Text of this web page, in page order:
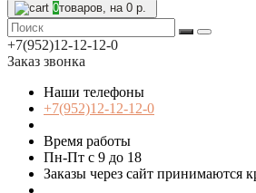
0товаров, на 0 р.
+7(952)12-12-12-0
Заказ звонка
Наши телефоны
+7(952)12-12-12-0
Время работы
Пн-Пт с 9 до 18
Заказы через сайт принимаются